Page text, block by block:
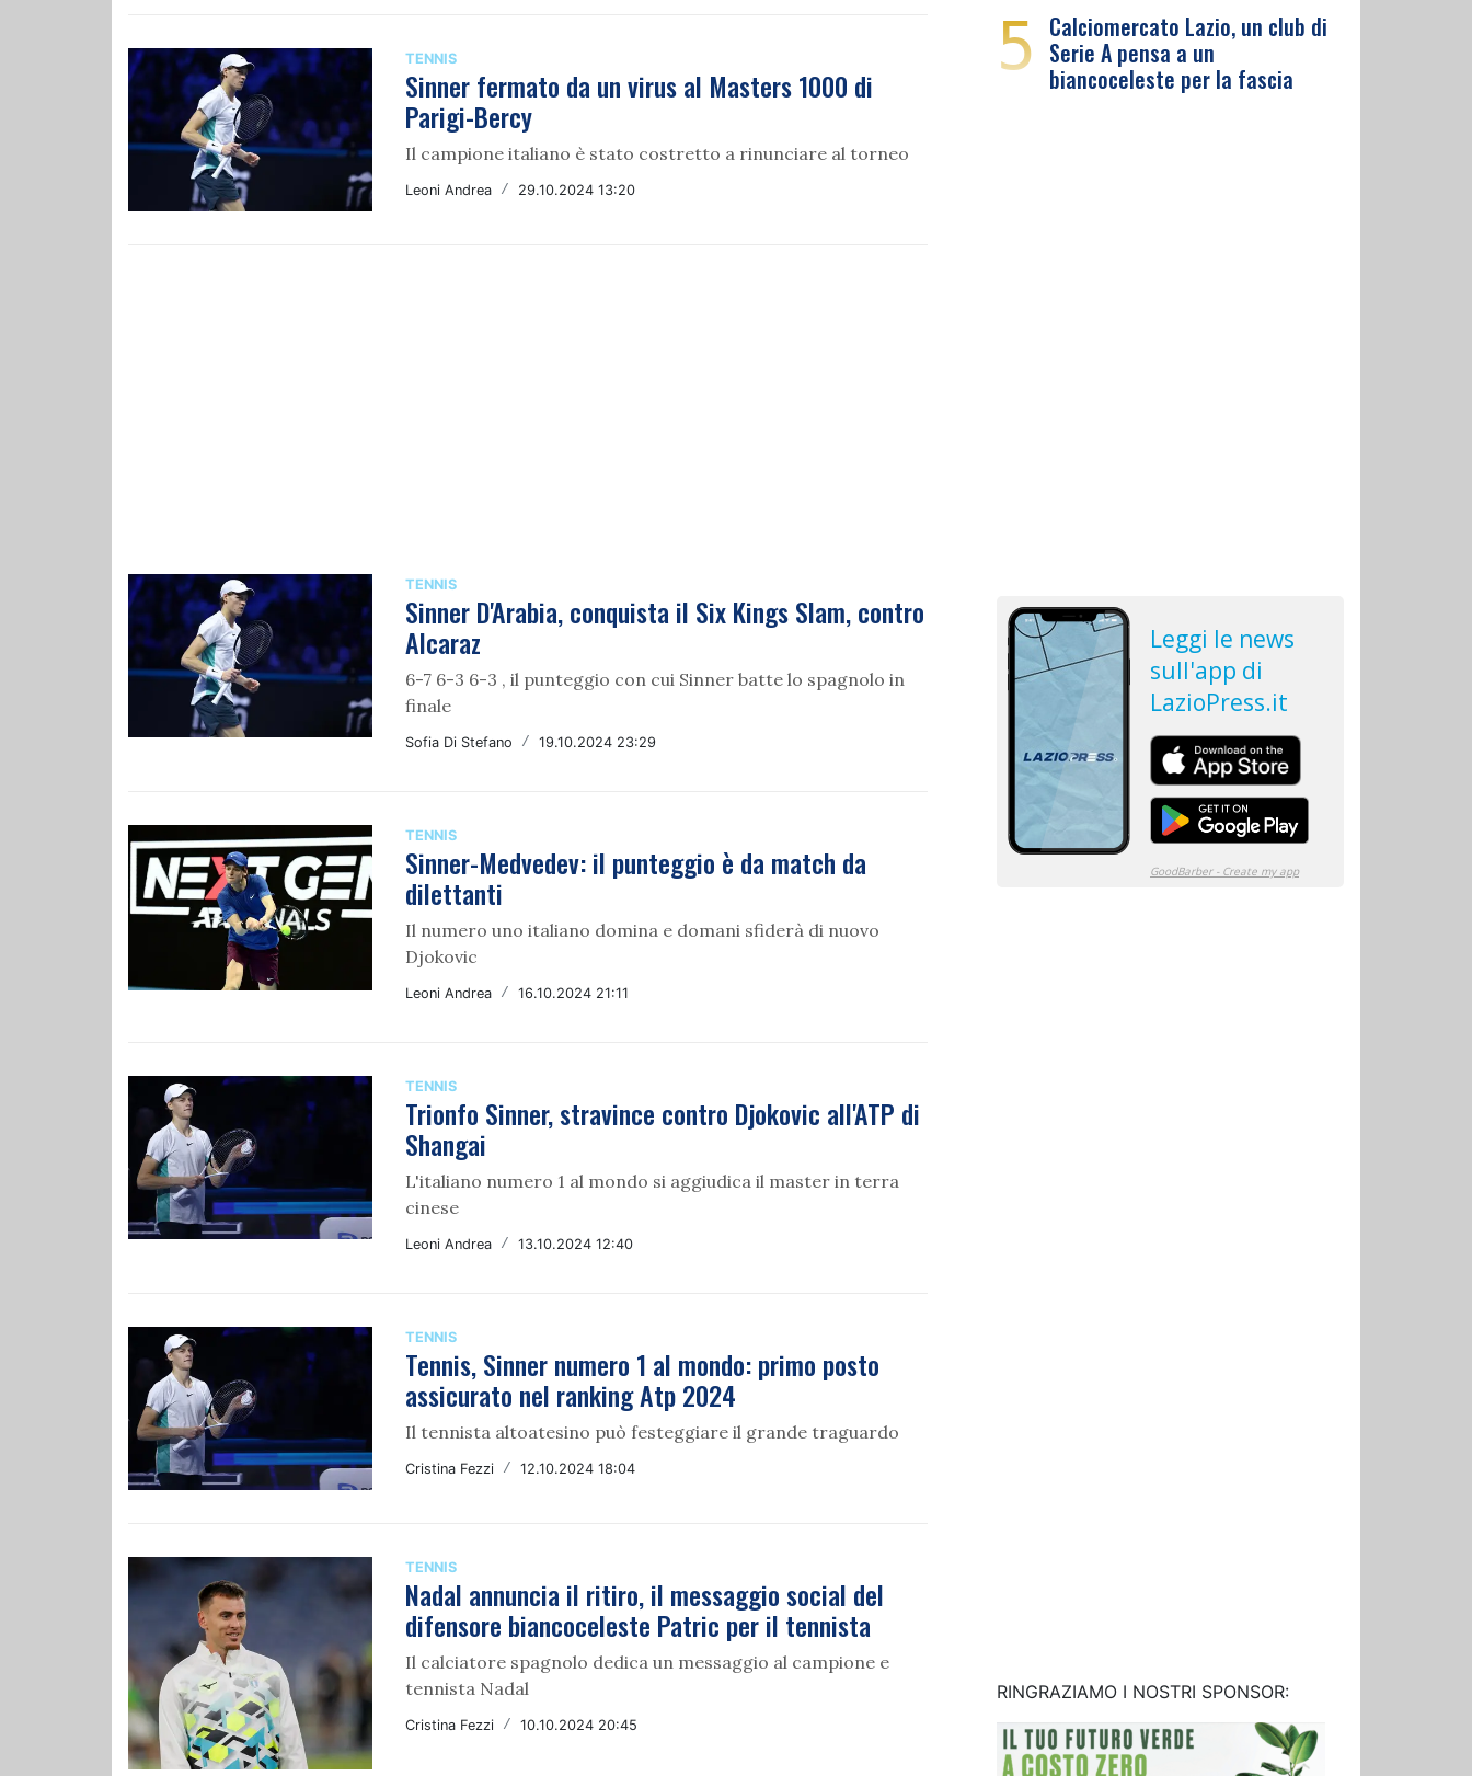
TENNIS
Sinner fermato da un virus al Masters 1000 di
Parigi-Bercy
Il campione italiano è stato costretto a rinunciare al torneo
Leoni Andrea / 29.10.2024 13:20
TENNIS
Sinner D'Arabia, conquista il Six Kings Slam, contro
Alcaraz
6-7 6-3 6-3 , il punteggio con cui Sinner batte lo spagnolo in
finale
Sofia Di Stefano / 19.10.2024 23:29
TENNIS
Sinner-Medvedev: il punteggio è da match da
dilettanti
Il numero uno italiano domina e domani sfiderà di nuovo
Djokovic
Leoni Andrea / 16.10.2024 21:11
TENNIS
Trionfo Sinner, stravince contro Djokovic all'ATP di
Shangai
L'italiano numero 1 al mondo si aggiudica il master in terra
cinese
Leoni Andrea / 13.10.2024 12:40
TENNIS
Tennis, Sinner numero 1 al mondo: primo posto
assicurato nel ranking Atp 2024
Il tennista altoatesino può festeggiare il grande traguardo
Cristina Fezzi / 12.10.2024 18:04
TENNIS
Nadal annuncia il ritiro, il messaggio social del
difensore biancoceleste Patric per il tennista
Il calciatore spagnolo dedica un messaggio al campione e
tennista Nadal
Cristina Fezzi / 10.10.2024 20:45
5 Calciomercato Lazio, un club di
Serie A pensa a un
biancoceleste per la fascia
RINGRAZIAMO I NOSTRI SPONSOR: